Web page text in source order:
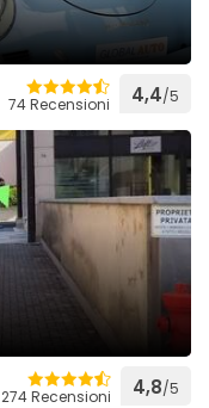
74 Recensioni 4,4/5
274 Recensioni 4,8/5